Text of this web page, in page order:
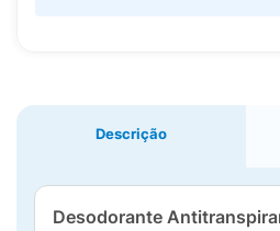
Descrição
Desodorante